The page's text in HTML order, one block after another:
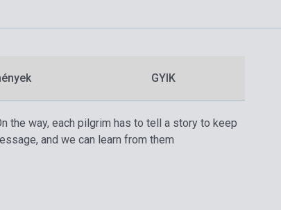
GYIK
the way, each pilgrim has to tell a story to keep
and we can learn from them